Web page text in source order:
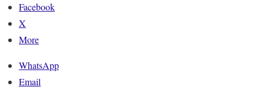
Facebook
X
More
WhatsApp
Email